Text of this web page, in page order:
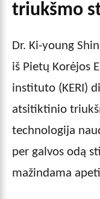
triukšmo
Dr. Ki-young
iš Pietų Korėjos
instituto (KERI)
atsitiktinio
technologija
per galvos odą
mažindama